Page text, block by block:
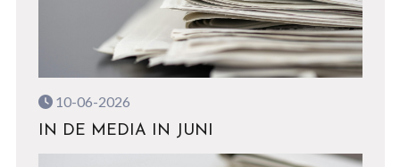
10-06-2026
IN DE MEDIA IN JUNI